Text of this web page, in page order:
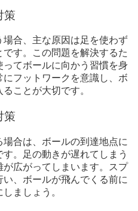
策
合、主な原因は足を使わず
す。この問題を解決するた
てボールに向かう習慣を身
フットワークを意識し、ボ
ことが大切です。
策
合は、ボールの到達地点に
。足の動きが遅れてしまう
広がってしまいます。スプ
、ボールが飛んでくる前に
ましょう。